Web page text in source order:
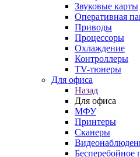
Звуковые карты
Оперативная
Приводы
Процессоры
Охлаждение
Контроллеры
TV-тюнеры
Для офиса
Назад
Для офиса
МФУ
Принтеры
Сканеры
Бесперебойное